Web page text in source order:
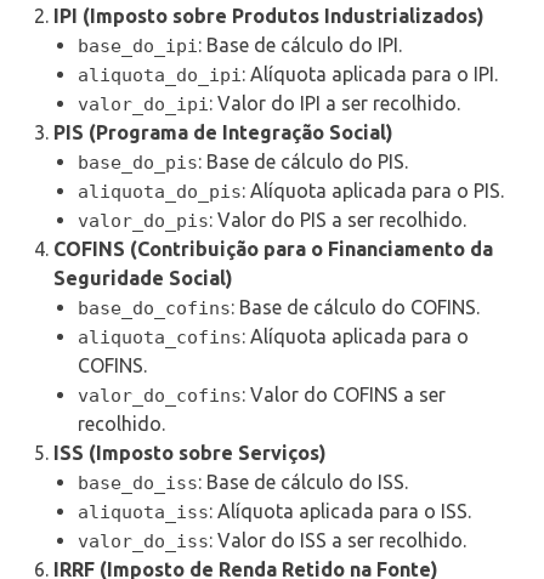
IPI (Imposto sobre Produtos Industrializados)
base_do_ipi: Base de cálculo do IPI.
aliquota_do_ipi: Alíquota aplicada para o IPI.
valor_do_ipi: Valor do IPI a ser recolhido.
PIS (Programa de Integração Social)
base_do_pis: Base de cálculo do PIS.
aliquota_do_pis: Alíquota aplicada para o PIS.
valor_do_pis: Valor do PIS a ser recolhido.
COFINS (Contribuição para o Financiamento da
Seguridade Social)
base_do_cofins: Base de cálculo do COFINS.
aliquota_cofins: Alíquota aplicada para o
COFINS.
valor_do_cofins: Valor do COFINS a ser
recolhido.
ISS (Imposto sobre Serviços)
base_do_iss: Base de cálculo do ISS.
aliquota_iss: Alíquota aplicada para o ISS.
valor_do_iss: Valor do ISS a ser recolhido.
IRRF (Imposto de Renda Retido na Fonte)